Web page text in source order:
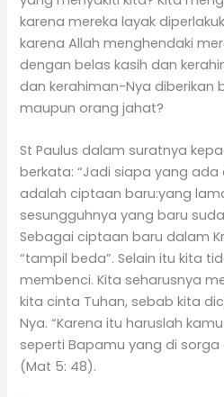
karena mereka layak
karena Allah menghendaki
dengan belas kasih dan
dan kerahiman-Nya diberikan
maupun orang jahat?
St Paulus dalam suratnya
berkata: “Jadi siapa yang ada
adalah ciptaan baru:yang
sesungguhnya yang baru
Sebagai ciptaan baru dalam
“tampil beda”. Selain itu kita
membenci. Kita seharusnya
kita cinta Tuhan, sebab kita
Nya. “Karena itu haruslah
seperti Bapamu yang di sorga
(Mat 5: 48).